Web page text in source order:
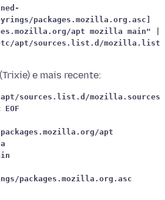
packages.mozilla.org.asc]
apt mozilla main" |
apt/sources.list.d/mozilla.list
e mais recente:
sources.list.d/mozilla.sources
apt
packages.mozilla.org.asc